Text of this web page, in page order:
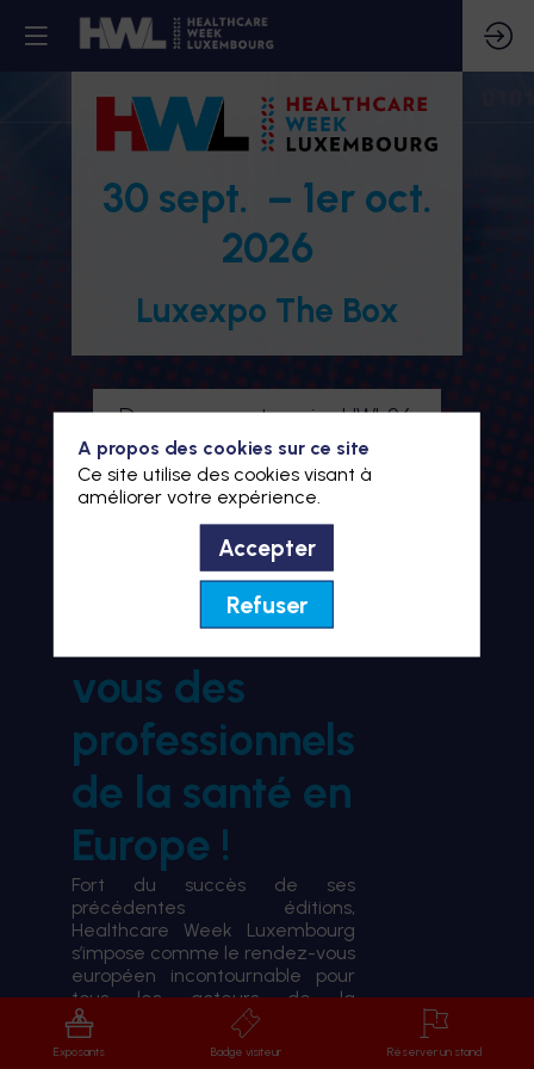
30 sept. – 1er oct.
2026
Luxexpo The Box
Devenez partenaire HWL26
Je m'inscris à HWL26
BIENVENUE À HWL26
le rendez-
vous des
professionnels
de la santé en
Europe !
Fort du succès de ses
précédentes éditions,
Healthcare Week Luxembourg
s’impose comme le rendez-vous
européen incontournable pour
tous les acteurs de la
transformation du système de
santé.
Exposants Badge visiteur Réserver un stand
A propos des cookies sur ce site
Ce site utilise des cookies visant à
améliorer votre expérience.
Accepter
Refuser